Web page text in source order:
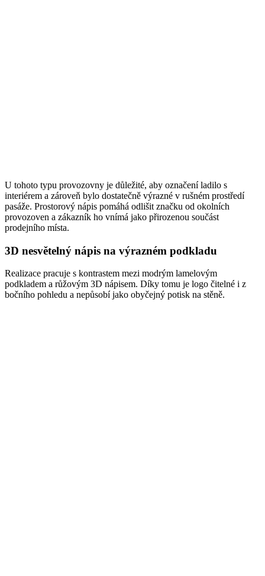
U tohoto typu provozovny je důležité, aby označení ladilo s
interiérem a zároveň bylo dostatečně výrazné v rušném prostředí
pasáže. Prostorový nápis pomáhá odlišit značku od okolních
provozoven a zákazník ho vnímá jako přirozenou součást
prodejního místa.
3D nesvětelný nápis na výrazném podkladu
Realizace pracuje s kontrastem mezi modrým lamelovým
podkladem a růžovým 3D nápisem. Díky tomu je logo čitelné i z
bočního pohledu a nepůsobí jako obyčejný potisk na stěně.